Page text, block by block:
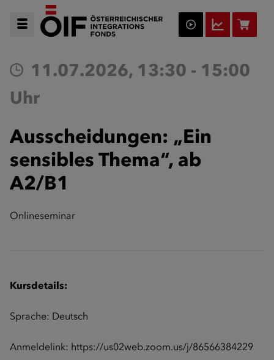
11.07.2026, 13:30 - 15:00
Uhr
Ausscheidungen: „Ein
sensibles Thema“, ab
A2/B1
Onlineseminar
Kursdetails:
Sprache: Deutsch
Anmeldelink: https://us02web.zoom.us/j/86566384229